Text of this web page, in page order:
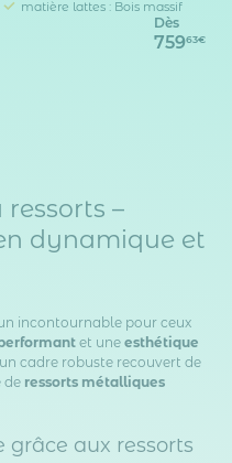
matière lattes : Bois massif
Dès
75963€
–
dynamique et
incontournable pour ceux
et une esthétique
cadre robuste recouvert de
de ressorts métalliques
grâce aux ressorts